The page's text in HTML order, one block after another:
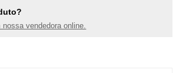
vendedora online.